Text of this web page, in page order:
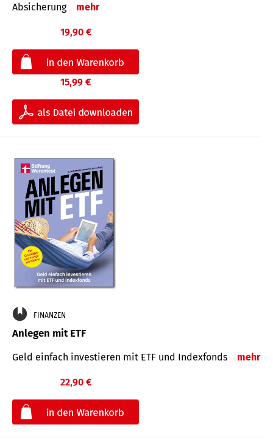
Absicherung
mehr
19,90 €
15,99 €
FINANZEN
Anlegen mit ETF
Geld einfach investieren mit ETF und Indexfonds mehr
22,90 €